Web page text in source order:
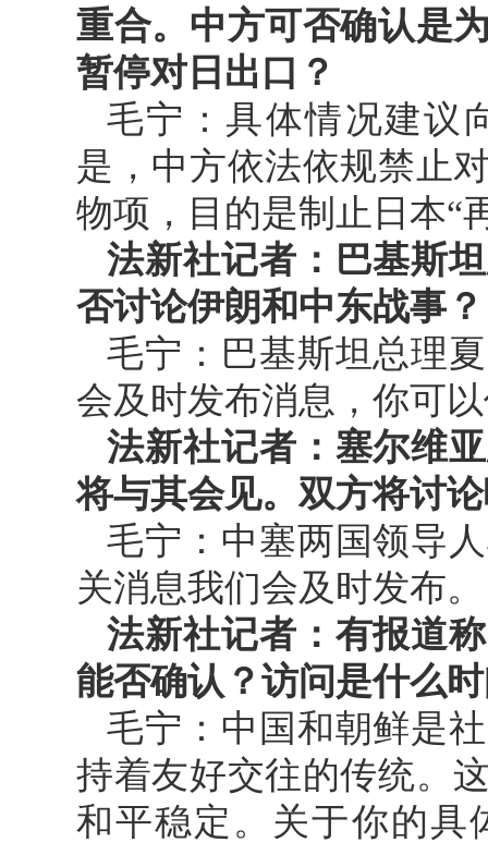
重合。中方可否确认是
暂停对日出口？
毛宁：具体情况建议
是，中方依法依规禁止
物项，目的是制止日本“
法新社记者：巴基斯
否讨论伊朗和中东战事？
毛宁：巴基斯坦总理
会及时发布消息，你可
法新社记者：塞尔维
将与其会见。双方将讨
毛宁：中塞两国领导
关消息我们会及时发布。
法新社记者：有报道
能否确认？访问是什么
毛宁：中国和朝鲜是
持着友好交往的传统。
和平稳定。关于你的具